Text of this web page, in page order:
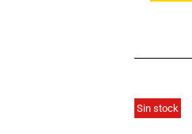
Sin stock